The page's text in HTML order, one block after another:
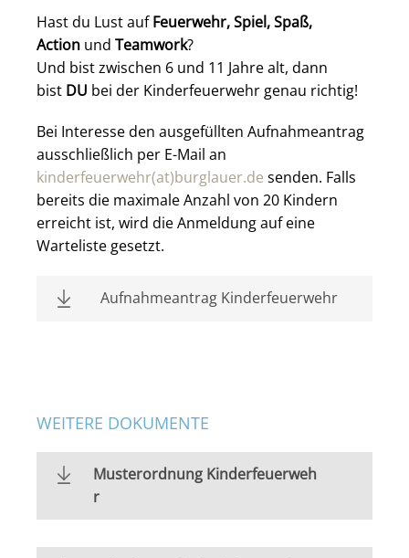
Hast du Lust aufFeuerwehr, Spiel, Spaß,
Action und Teamwork?
Und bist zwischen 6 und 11 Jahre alt, dann
bist DU bei der Kinderfeuerwehr genau richtig!
Bei Interesse den ausgefüllten Aufnahmeantrag
ausschließlich per E-Mail an
kinderfeuerwehr(at)burglauer.de senden. Falls
bereits die maximale Anzahl von 20 Kindern
erreicht ist, wird die Anmeldung auf eine
Warteliste gesetzt.
Aufnahmeantrag Kinderfeuerwehr
WEITERE DOKUMENTE
Musterordnung Kinderfeuerweh
r